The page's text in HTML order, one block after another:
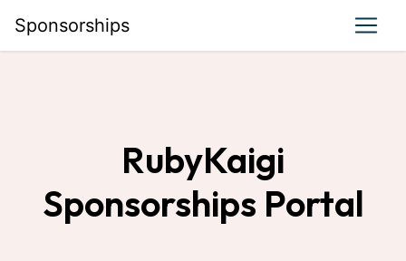
Sponsorships
RubyKaigi
Sponsorships Portal